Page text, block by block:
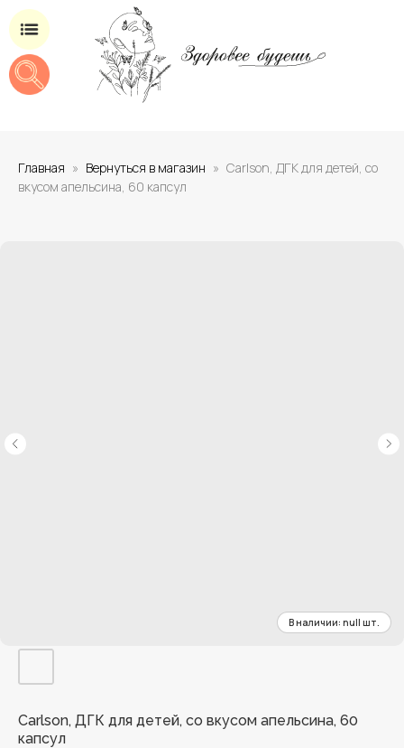
Главная Вернуться в магазин
Carlson, ДГК для детей, со
вкусом апельсина, 60 капсул
Carlson, ДГК для детей, со вкусом апельсина, 60
капсул